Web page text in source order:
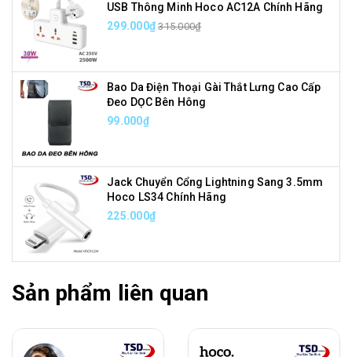
USB Thông Minh Hoco AC12A Chính Hãng
299.000₫ 315.000₫
Bao Da Điện Thoại Gài Thắt Lưng Cao Cấp
Đeo DỌC Bên Hông
99.000₫
Jack Chuyển Cổng Lightning Sang 3.5mm
Hoco LS34 Chính Hãng
225.000₫
Sản phẩm liên quan